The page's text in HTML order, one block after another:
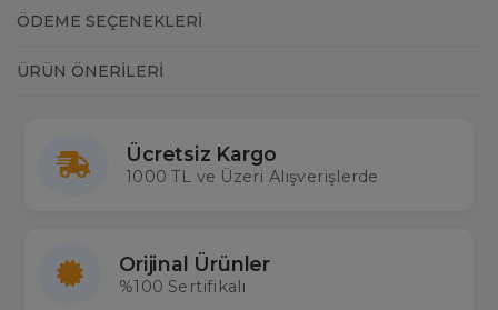
ÖDEME SEÇENEKLERI
ÜRÜN ÖNERILERI
Ücretsiz Kargo
1000 TL ve Üzeri Alışverişlerde
Orijinal Ürünler
%100 Sertifikalı